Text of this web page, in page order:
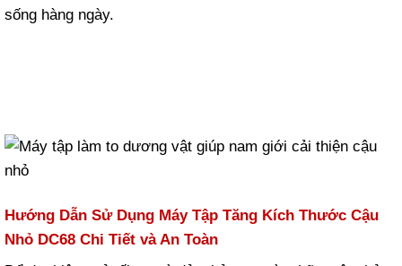
sống hàng ngày.
Hướng Dẫn Sử Dụng Máy Tập Tăng Kích Thước Cậu
Nhỏ DC68 Chi Tiết và An Toàn